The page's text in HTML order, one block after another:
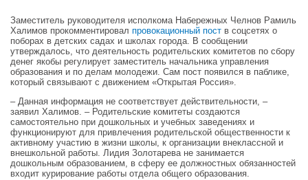
Заместитель руководителя исполкома Набережных Челнов Рамиль
Халимов прокомментировал провокационный пост в соцсетях о
поборах в детских садах и школах города. В сообщении
утверждалось, что деятельность родительских комитетов по сбору
денег якобы регулирует заместитель начальника управления
образования и по делам молодежи. Сам пост появился в паблике,
который связывают с движением «Открытая Россия».
– Данная информация не соответствует действительности, –
заявил Халимов. – Родительские комитеты создаются
самостоятельно при дошкольных и учебных заведениях и
функционируют для привлечения родительской общественности к
активному участию в жизни школы, к организации внеклассной и
внешкольной работы. Лидия Золотарева не занимается
дошкольным образованием, в сферу ее должностных обязанностей
входит курирование работы отдела общего образования.